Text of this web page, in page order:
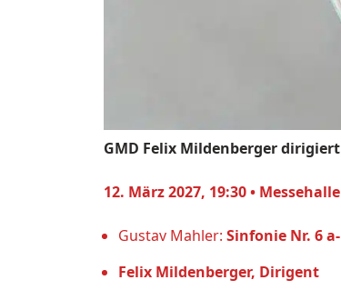
GMD Felix Mildenberger
12. März 2027, 19:30 •
Gustav Mahler: Sinfonie Nr. 6
Felix Mildenberger, Dirigent